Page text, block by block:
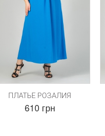
ПЛАТЬЕ РОЗАЛИЯ
610 грн